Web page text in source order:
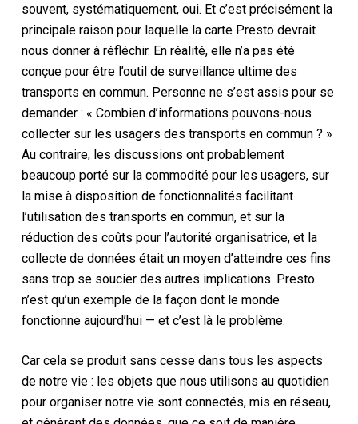
souvent, systématiquement, oui. Et c’est précisément la
principale raison pour laquelle la carte Presto devrait
nous donner à réfléchir. En réalité, elle n’a pas été
conçue pour être l’outil de surveillance ultime des
transports en commun. Personne ne s’est assis pour se
demander : « Combien d’informations pouvons-nous
collecter sur les usagers des transports en commun ? »
Au contraire, les discussions ont probablement
beaucoup porté sur la commodité pour les usagers, sur
la mise à disposition de fonctionnalités facilitant
l’utilisation des transports en commun, et sur la
réduction des coûts pour l’autorité organisatrice, et la
collecte de données était un moyen d’atteindre ces fins
sans trop se soucier des autres implications. Presto
n’est qu’un exemple de la façon dont le monde
fonctionne aujourd’hui — et c’est là le problème.
Car cela se produit sans cesse dans tous les aspects
de notre vie : les objets que nous utilisons au quotidien
pour organiser notre vie sont connectés, mis en réseau,